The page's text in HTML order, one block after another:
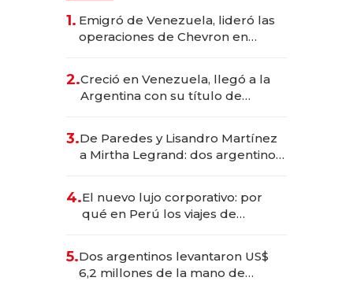
1. Emigró de Venezuela, lideró las
operaciones de Chevron en
2.Creció en Venezuela, llegó a la
Argentina con su título de
las marcas "fast premium"
3.De Paredes y Lisandro Martínez
a Mirtha Legrand: dos argentinos
4.El nuevo lujo corporativo: por
qué en Perú los viajes de
para convertirse en experiencias
transformadoras
5.Dos argentinos levantaron US$
6,2 millones de la mano de